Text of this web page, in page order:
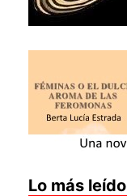
Lo más leído